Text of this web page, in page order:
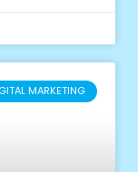
MARKETING